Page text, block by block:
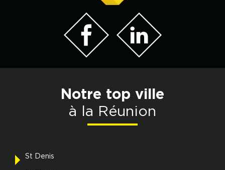
Notre top ville
à la Réunion
St Denis